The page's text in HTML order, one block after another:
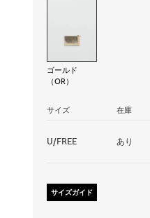
ゴールド
（OR）
サイズ 在庫
U/FREE あり
サイズガイド